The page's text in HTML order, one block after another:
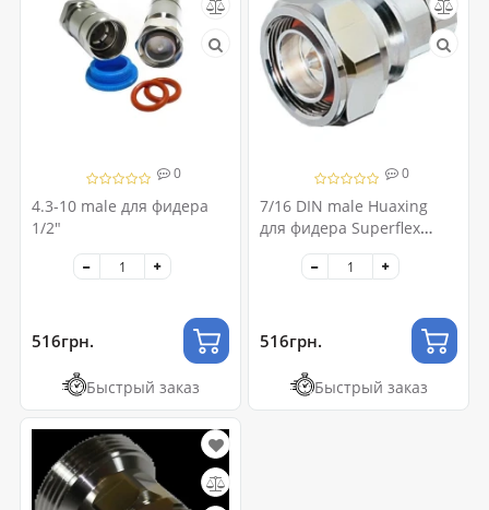
0
4.3-10 male для фидера
1/2"
516грн.
Быстрый заказ
0
7/16 DIN male Huaxing
для фидера Superflex
фидер 1/2 "
516грн.
Быстрый заказ